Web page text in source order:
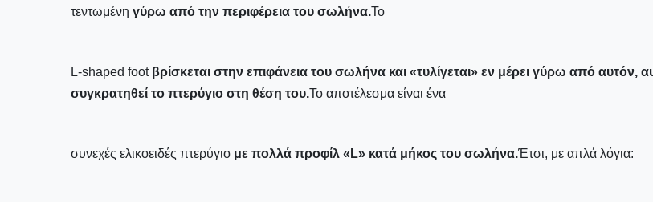
τεντωμένη γύρω από την περιφέρεια του σωλήνα.Το
L-shaped footβρίσκεται στην επιφάνεια του σωλήνα και «τυλίγεται» εν μέρει γύρω από
συγκρατηθεί το πτερύγιο στη θέση του.Το αποτέλεσμα είναι ένα
συνεχές ελικοειδές πτερύγιο με πολλά προφίλ «L» κατά μήκος του σωλήνα.Έτσι, με απλά λόγια: